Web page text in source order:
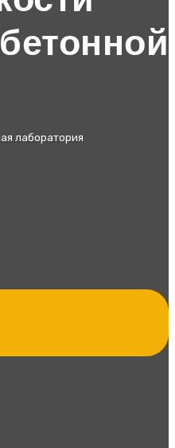
лаборатория